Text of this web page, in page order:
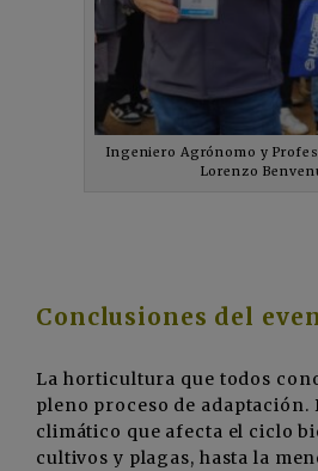
Ingeniero Agrónomo y
Lorenzo
Conclusiones del
La horticultura que todos
pleno proceso de adaptación.
climático que afecta el ciclo
cultivos y plagas, hasta la